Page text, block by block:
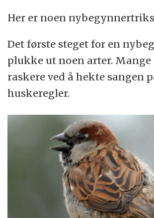
Her er noen
Det første steget for en
plukke ut noen arter.
raskere ved å hekte sangen
huskeregler.